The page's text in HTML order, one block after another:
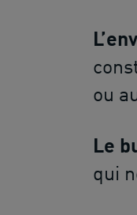
ou
Le
qui